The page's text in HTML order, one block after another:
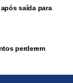
saída para
perderem